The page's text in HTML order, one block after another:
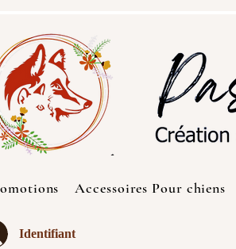
Accessoires Pour chiens
Identifiant